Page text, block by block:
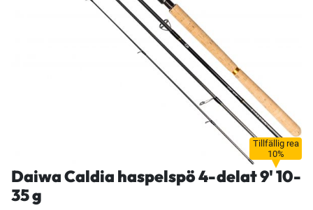
Tillfällig rea
10%
Daiwa Caldia haspelspö 4-delat 9' 10-
35 g